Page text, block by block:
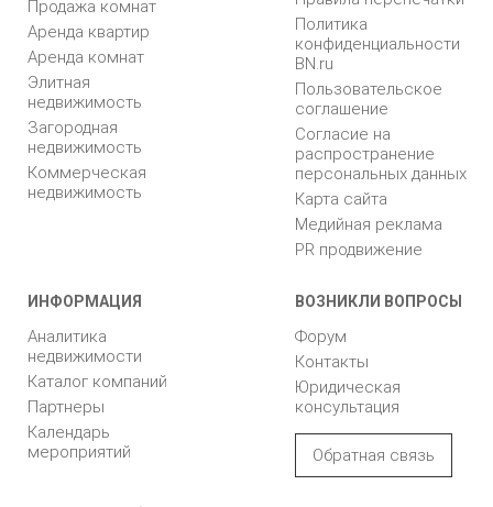
Продажа комнат
Аренда квартир
Аренда комнат
Элитная
недвижимость
Загородная
недвижимость
Коммерческая
недвижимость
Политика
конфиденциальности
BN.ru
Пользовательское
соглашение
Согласие на
распространение
персональных данных
Карта сайта
Медийная реклама
PR продвижение
ИНФОРМАЦИЯ
Аналитика
недвижимости
Каталог компаний
Партнеры
Календарь
мероприятий
ВОЗНИКЛИ ВОПРОСЫ
Форум
Контакты
Юридическая
консультация
Обратная связь